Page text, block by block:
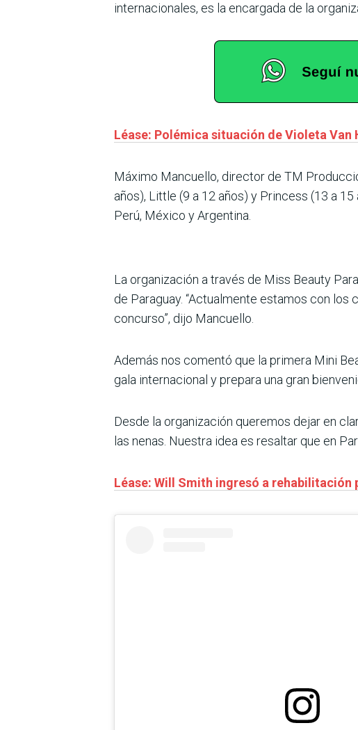
internacionales, es la encargada de la
Léase: Polémica situación de Violeta
Máximo Mancuello, director de TM
años), Little (9 a 12 años) y Princess (13 a
Perú, México y Argentina.
La organización a través de Miss Beauty
de Paraguay. “Actualmente estamos con los
concurso”, dijo Mancuello.
Además nos comentó que la primera Mini
gala internacional y prepara una gran
Desde la organización queremos dejar en
las nenas. Nuestra idea es resaltar que en
Léase: Will Smith ingresó a